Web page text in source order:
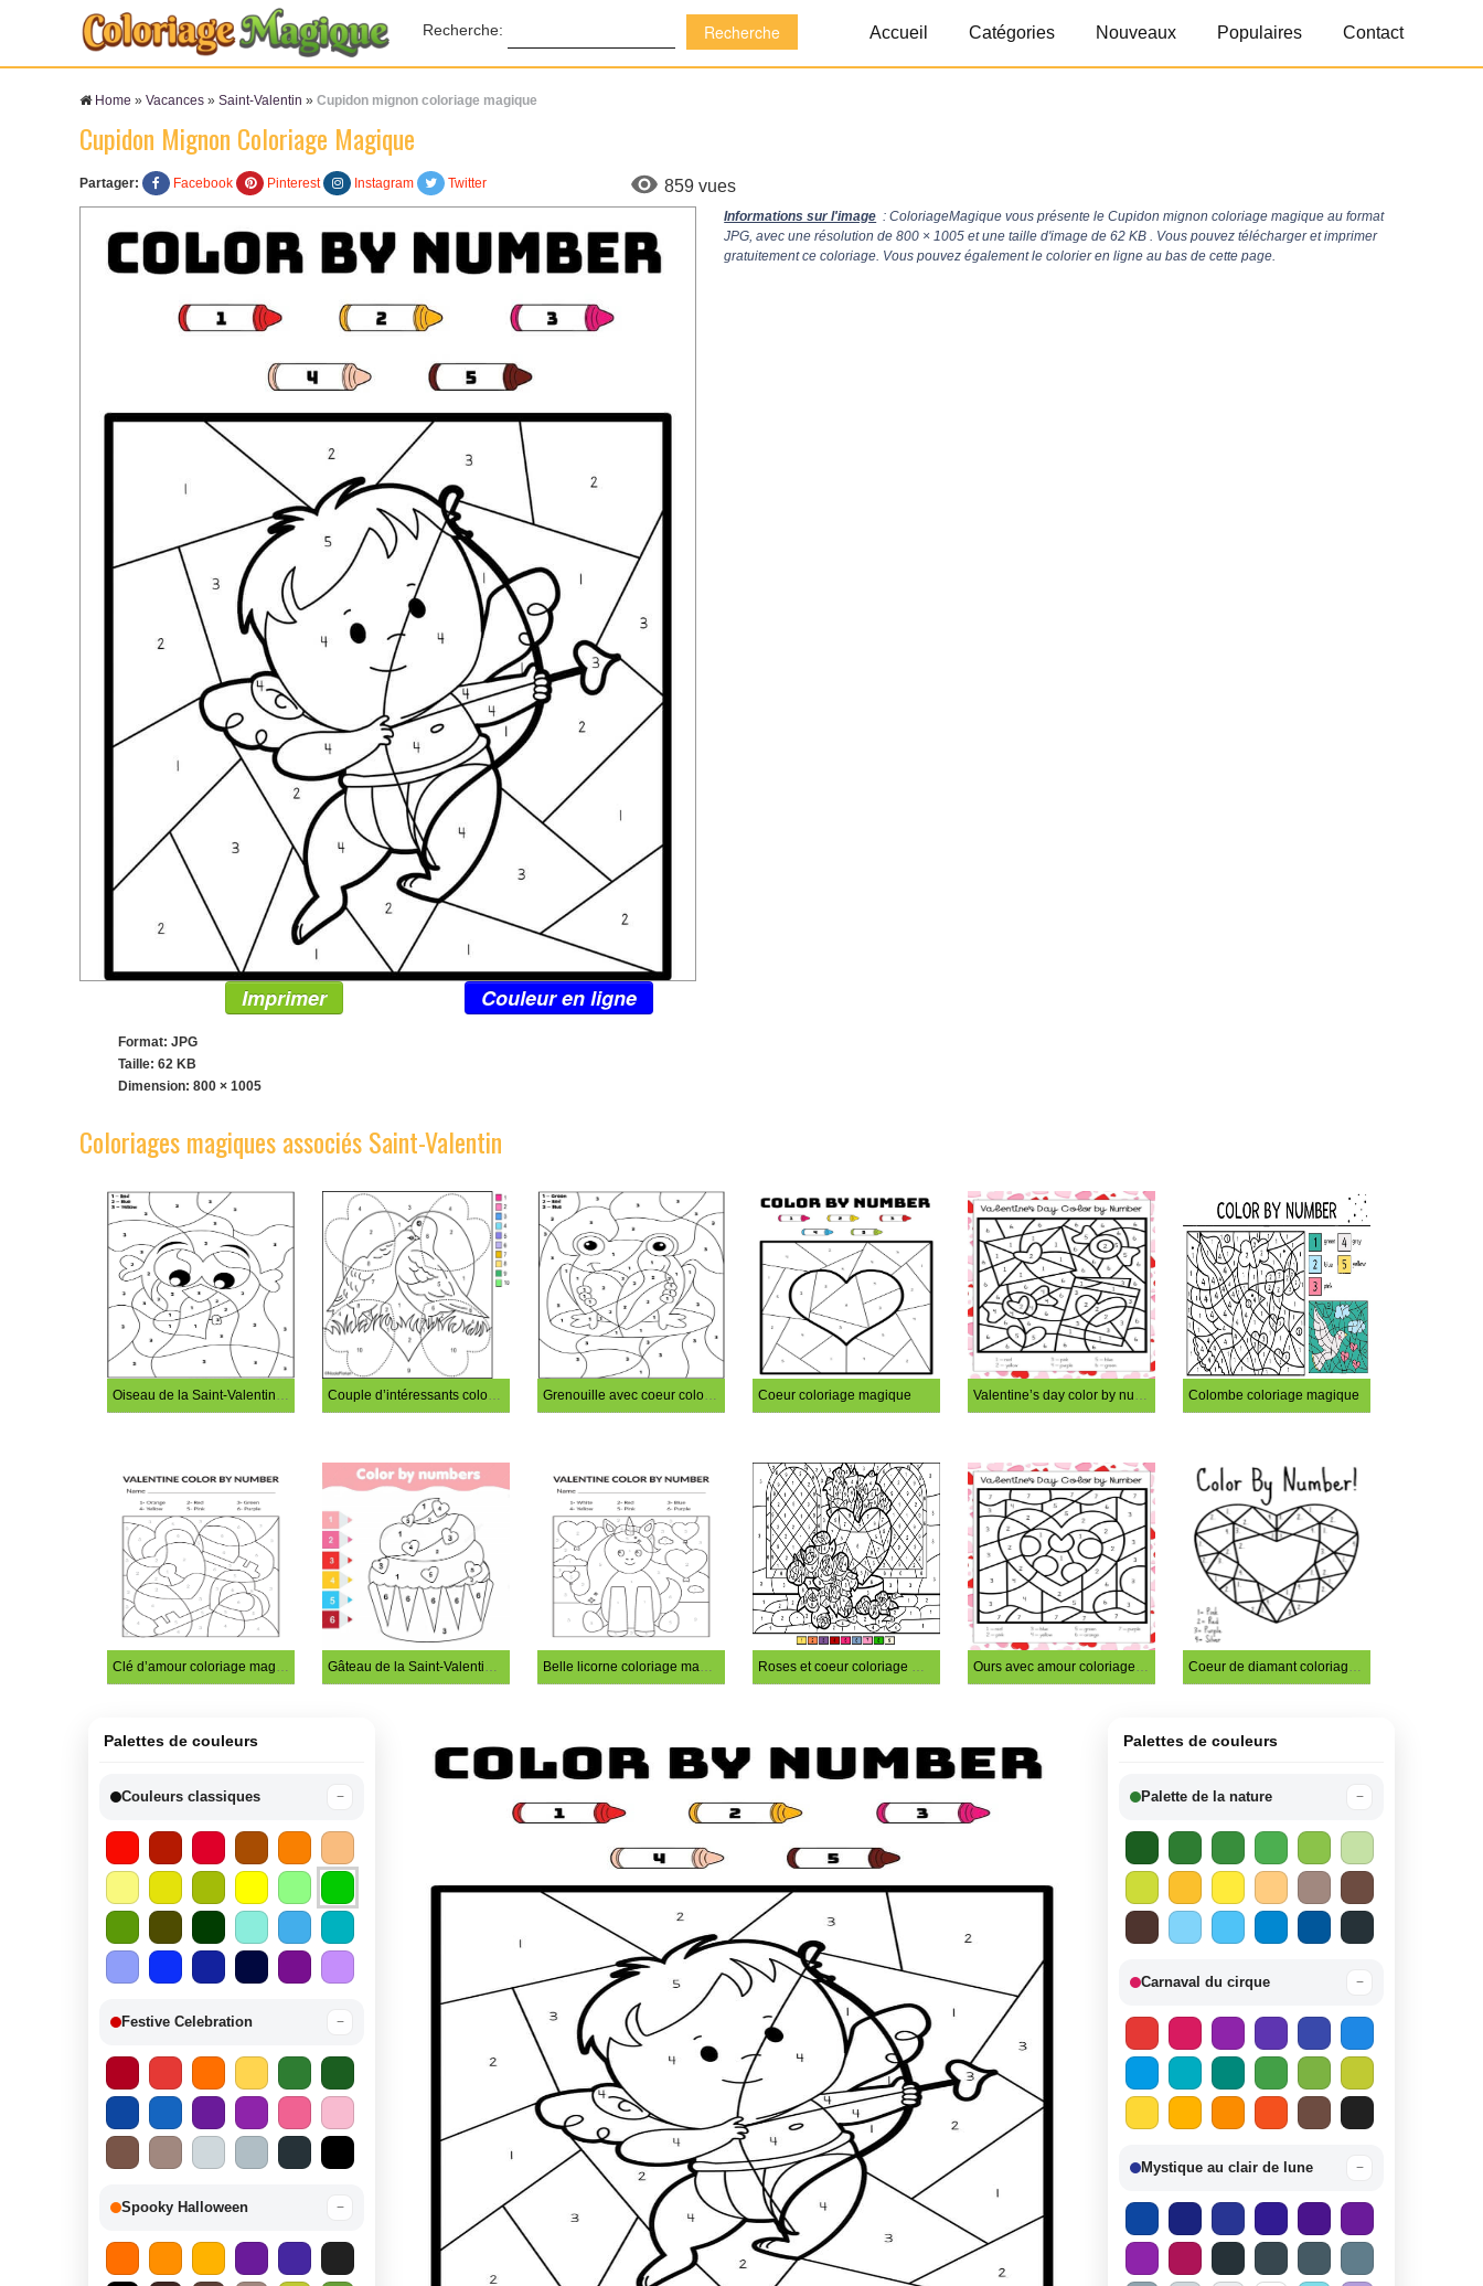
Recherche: Accueil Catégories Nouveaux Populaires Contact
Home » Vacances » Saint-Valentin » Cupidon mignon coloriage magique
Cupidon Mignon Coloriage Magique
Partager: Facebook Pinterest Instagram Twitter 859 vues
Informations sur l'image : ColoriageMagique vous présente le Cupidon mignon coloriage magique au format
JPG, avec une résolution de800 × 1005 et une taille d'image de 62 KB . Vous pouvez télécharger et imprimer
gratuitement ce coloriage. Vous pouvez également le colorier en ligne au bas de cette page.
Imprimer Couleur en ligne
Format: JPG
Taille: 62 KB
Dimension: 800 × 1005
Coloriages magiques associés Saint-Valentin
Oiseau de la Saint-Valentin coloriage magique Couple d’intéressants coloriage magique Grenouille avec coeur coloriage magique Coeur coloriage magique Valentine’s day color by number Colombe coloriage magique
Clé d’amour coloriage magique Gâteau de la Saint-Valentin à colorier par numéro Belle licorne coloriage magique Roses et coeur coloriage magique Ours avec amour coloriage magique Coeur de diamant coloriage magique
Palettes de couleurs
Couleurs classiques −
Festive Celebration −
Spooky Halloween −
Palettes de couleurs
Palette de la nature −
Carnaval du cirque −
Mystique au clair de lune −